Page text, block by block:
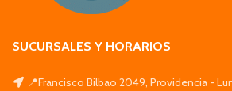
SUCURSALES Y HORARIOS
📍Francisco Bilbao 2049, Providencia -